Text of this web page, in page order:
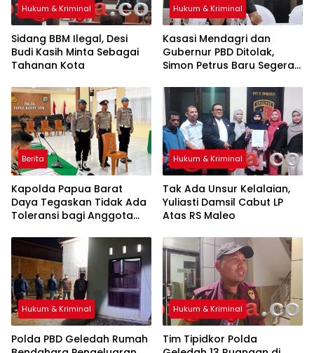
Hukum & Kriminal
Sidang BBM Ilegal, Desi
Budi Kasih Minta Sebagai
Tahanan Kota
Hukum & Kriminal
Kasasi Mendagri dan
Gubernur PBD Ditolak,
Simon Petrus Baru Segera
Berita
Kapolda Papua Barat
Daya Tegaskan Tidak Ada
Toleransi bagi Anggota
Hukum & Kriminal
Tak Ada Unsur Kelalaian,
Yuliasti Damsil Cabut LP
Atas RS Maleo
Hukum & Kriminal
Polda PBD Geledah Rumah
Hukum & Kriminal
Tim Tipidkor Polda